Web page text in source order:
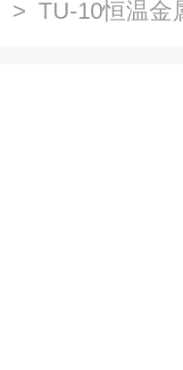
> TU-10恒温金